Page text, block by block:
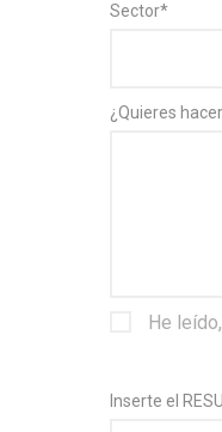
Sector*
¿Quieres
He
Inserte el